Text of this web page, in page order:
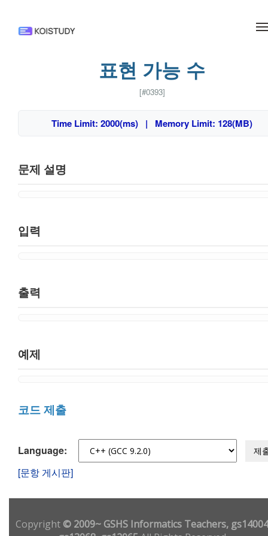
표현 가능 수
[#0393]
Time Limit: 2000(ms) | Memory Limit: 128(MB)
문제 설명
입력
출력
예제
코드 제출
Language: 제
[문항 게시판]
Copyright© 2009~ GSHS Informatics Teachers,